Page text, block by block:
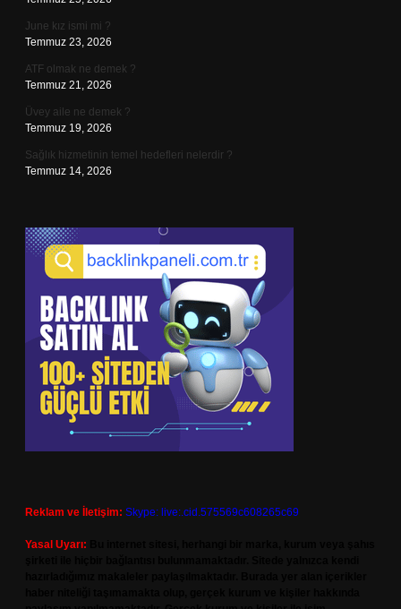
June kız ismi mi ?
Temmuz 23, 2026
ATF olmak ne demek ?
Temmuz 21, 2026
Üvey aile ne demek ?
Temmuz 19, 2026
Sağlık hizmetinin temel hedefleri nelerdir ?
Temmuz 14, 2026
Reklam ve İletişim: Skype: live:.cid.575569c608265c69
Yasal Uyarı: